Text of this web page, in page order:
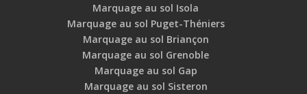
Marquage au sol Isola
Marquage au sol Puget-Théniers
Marquage au sol Briançon
Marquage au sol Grenoble
Marquage au sol Gap
Marquage au sol Sisteron